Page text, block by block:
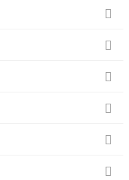





